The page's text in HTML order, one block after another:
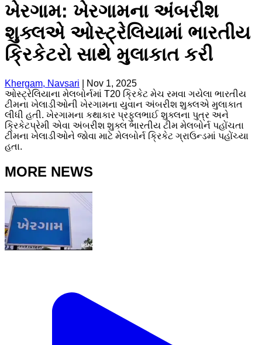
ખેરગામ: ખેરગામના અંબરીશ
શુક્લએ ઓસ્ટ્રેલિયામાં ભારતીય
ક્રિકેટરો સાથે મુલાકાત કરી
Khergam, Navsari
Nov 1, 2025
ઓસ્ટ્રેલિયાના મેલબોર્નમાં T20 ક્રિકેટ મેચ રમવા ગયેલા ભારતીય
ટીમના ખેલાડીઓની ખેરગામના યુવાન અંબરીશ શુક્લએ મુલાકાત
લીધી હતી. ખેરગામના કથાકાર પ્રફુલભાઈ શુક્લના પુત્ર અને
ક્રિકેટપ્રેમી એવા અંબરીશ શુક્લ ભારતીય ટીમ મેલબોર્ન પહોંચતા
ટીમના ખેલાડીઓને જોવા માટે મેલબોર્ન ક્રિકેટ ગ્રાઉન્ડમાં પહોંચ્યા
હતા.
MORE NEWS